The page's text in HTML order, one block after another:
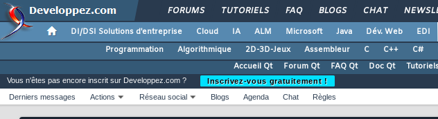
FORUMS TUTORIELS FAQ BLOGS CHAT
DI/DSI Solutions d'entreprise Cloud IA ALM Microsoft Java Dév. Web EDI
Programmation
Algorithmique 2D-3D-Jeux Assembleur C C++ C#
Accueil Qt
Forum Qt FAQ Qt Doc Qt
Vous n'êtes pas encore inscrit sur Developpez.com ?
Inscrivez-vous gratuitement !
Derniers messages
Actions Réseau social Blogs Agenda Chat Règles